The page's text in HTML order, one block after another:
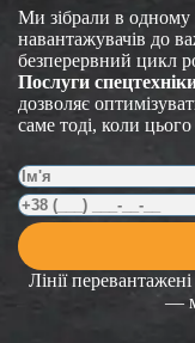
Ми зібрали в одному
навантажувачів до
безперервний цикл
Послуги
дозволяє
саме тоді, коли
Лінії
—